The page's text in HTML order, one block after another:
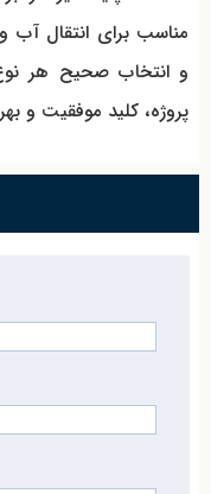
مناسب برای انتقال
و انتخاب صحیح هر
پروژه، کلید موفقیت و